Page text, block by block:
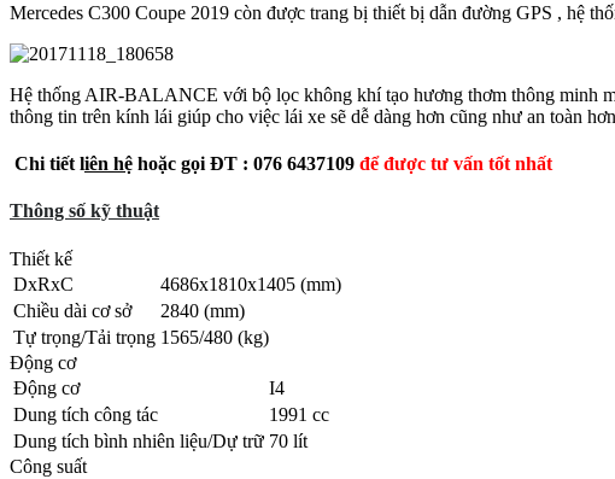
Mercedes C300 Coupe 2019 còn được trang bị thiết bị dẫn đường GPS , hệ
Hệ thống AIR-BALANCE với bộ lọc không khí tạo hương thơm thông minh
thông tin trên kính lái giúp cho việc lái xe sẽ dễ dàng hơn cũng như an toàn
Chi tiết liên hệ hoặc gọi ĐT : 076 6437109 để được tư vấn tốt nhất
Thông số kỹ thuật
Thiết kế
DxRxC
4686x1810x1405 (mm)
Chiều dài cơ sở
2840 (mm)
Tự trọng/Tải trọng 1565/480 (kg)
Động cơ
Động cơ
I4
Dung tích công tác
1991 cc
Dung tích bình nhiên liệu/Dự trữ 70 lít
Công suất